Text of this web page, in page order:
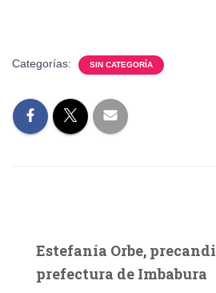
Categorías: SIN CATEGORÍA
Estefanía Orbe,
prefectura de Imbabura